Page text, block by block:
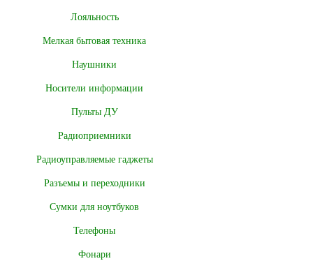
Лояльность
Мелкая бытовая техника
Наушники
Носители информации
Пульты ДУ
Радиоприемники
Радиоуправляемые гаджеты
Разъемы и переходники
Сумки для ноутбуков
Телефоны
Фонари